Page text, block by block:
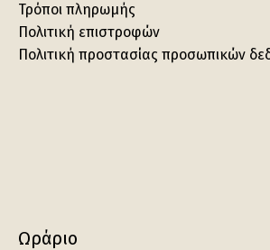
Τρόποι πληρωμής
Πολιτική επιστροφών
Πολιτική προστασίας προσωπικών
Ωράριο